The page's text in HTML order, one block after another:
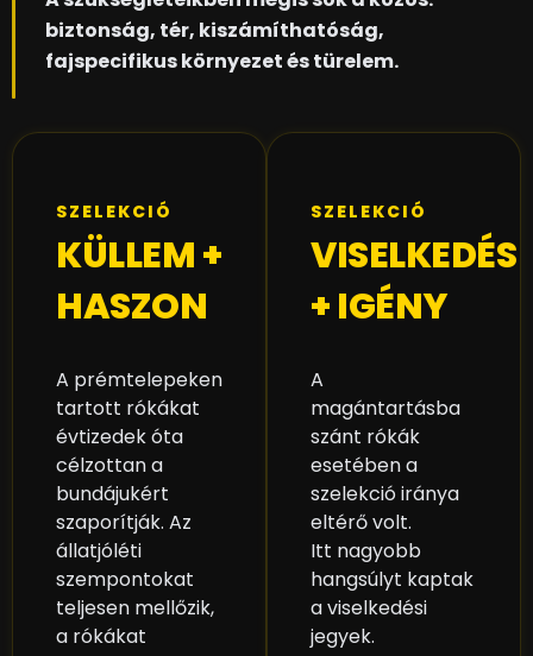
biztonság, tér, kiszámíthatóság,
fajspecifikus környezet és türelem.
SZELEKCIÓ
KÜLLEM +
HASZON
A prémtelepeken
tartott rókákat
évtizedek óta
célzottan a
bundájukért
szaporítják. Az
állatjóléti
szempontokat
teljesen mellőzik,
a rókákat
SZELEKCIÓ
VISELKEDÉS
+ IGÉNY
A
magántartásba
szánt rókák
esetében a
szelekció iránya
eltérő volt.
Itt nagyobb
hangsúlyt kaptak
a viselkedési
jegyek.